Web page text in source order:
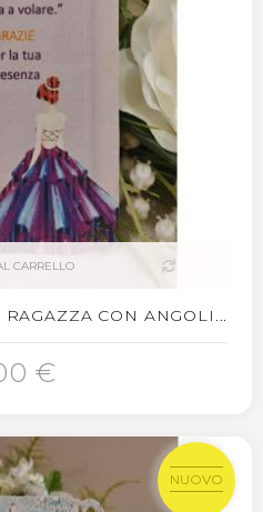
CARRELLO
CON ANGOLI...
€
NUOVO